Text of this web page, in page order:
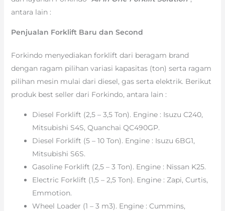
antara lain :
Penjualan Forklift Baru dan Second
Forkindo menyediakan forklift dari beragam brand
dengan ragam pilihan variasi kapasitas (ton) serta ragam
pilihan mesin mulai dari diesel, gas serta elektrik. Berikut
produk best seller dari Forkindo, antara lain :
Diesel Forklift (2,5 – 3,5 Ton). Engine : Isuzu C240,
Mitsubishi S4S, Quanchai QC490GP.
Diesel Forklift (5 – 10 Ton). Engine : Isuzu 6BG1,
Mitsubishi S6S.
Gasoline Forklift (2,5 – 3 Ton). Engine : Nissan K25.
Electric Forklift (1,5 – 2,5 Ton). Engine : Zapi, Curtis,
Emmotion.
Wheel Loader (1 – 3 m3). Engine : Cummins,